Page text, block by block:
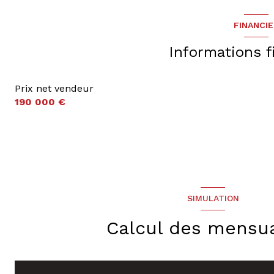
Informations
Prix net vendeur
190 000 €
SIMULATION
Calcul des